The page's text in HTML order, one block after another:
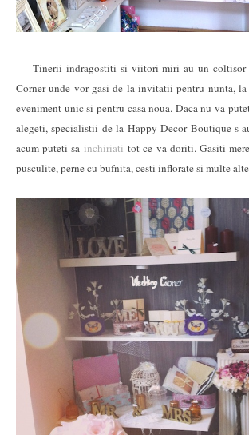
Tinerii indragostiti si viitori miri au un coltisor
Corner unde vor gasi de la invitatii pentru nunta, la
eveniment unic si pentru casa noua. Daca nu va
alegeti, specialistii de la Happy Decor Boutique s-
acum puteti sa inchiriati tot ce va doriti. Gasiti
pusculite, perne cu bufnita, cesti inflorate si multe